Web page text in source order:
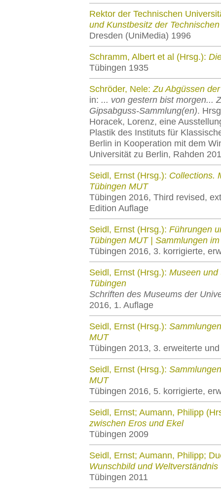
Rektor der Technischen
und Kunstbesitz der
Dresden (UniMedia) 1996
Schramm, Albert et al (Hrsg.):
Tübingen 1935
Schröder, Nele:Zu Abgüssen
in: ... von gestern bist morgen...
Gipsabguss-Sammlung(en).
Horacek, Lorenz, eine
Plastik des Instituts für
Berlin in Kooperation mit dem
Universität zu Berlin, Rahden
Seidl, Ernst (Hrsg.): Collections.
Tübingen MUT
Tübingen 2016, Third revised,
Edition Auflage
Seidl, Ernst (Hrsg.): Führungen
Tübingen MUT | Sammlungen
Tübingen 2016, 3. korrigierte,
Seidl, Ernst (Hrsg.): Museen und
Tübingen
Schriften des Museums der
2016, 1. Auflage
Seidl, Ernst (Hrsg.):
MUT
Tübingen 2013, 3. erweiterte
Seidl, Ernst (Hrsg.):
MUT
Tübingen 2016, 5. korrigierte,
Seidl, Ernst; Aumann, Philipp
zwischen Eros und Ekel
Tübingen 2009
Seidl, Ernst; Aumann, Philipp;
Wunschbild und Weltverständnis
Tübingen 2011